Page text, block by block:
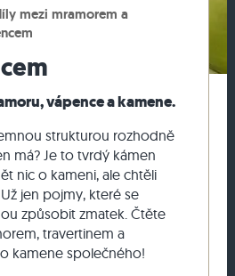
Dlažební kostky vápenec
Sádrová tyč
Zdicí kámen travertin
Vnější obkladový kámen
mezi mramorem a
vápence a kamene.
strukturou rozhodně
má? Je to tvrdý kámen
nic o kameni, ale chtěli
jen pojmy, které se
způsobit zmatek. Čtěte
travertinem a
kamene společného!